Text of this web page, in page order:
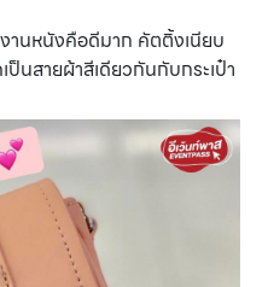
านหนังคือดีมาก คัตติ้งเนียบ
นสายผ้าสีเดียวกันกับกระเป๋า